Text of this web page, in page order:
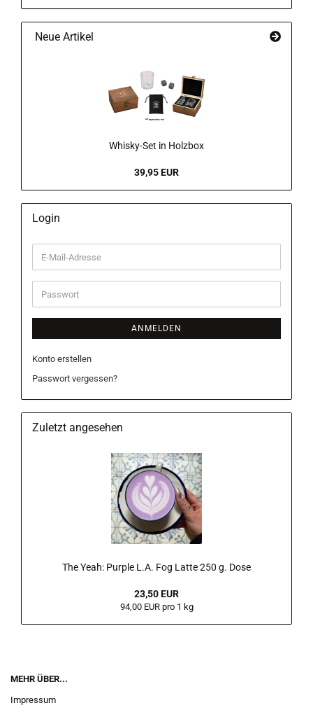
Neue Artikel
Whisky-Set in Holzbox
39,95 EUR
Login
E-
Mail-
Adresse
Passwort
ANMELDEN
Konto erstellen
Passwort vergessen?
Zuletzt angesehen
The Yeah: Purple L.A. Fog Latte 250 g. Dose
23,50 EUR
94,00 EUR pro 1 kg
MEHR ÜBER...
Impressum